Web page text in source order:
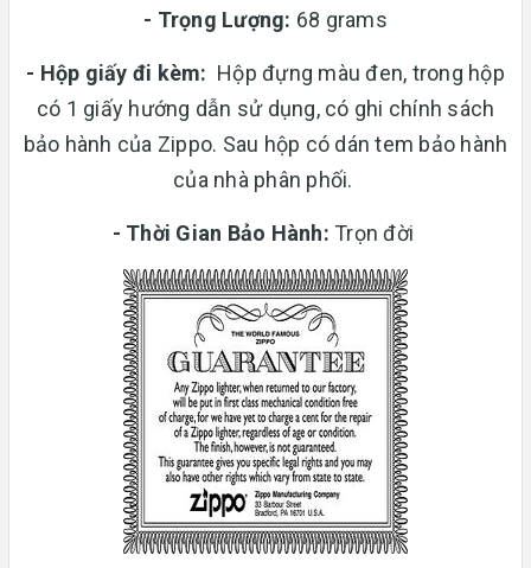
- Trọng Lượng: 68 grams
- Hộp giấy đi kèm: Hộp đựng màu đen, trong hộp
có 1 giấy hướng dẫn sử dụng, có ghi chính sách
bảo hành của Zippo. Sau hộp có dán tem bảo hành
của nhà phân phối.
- Thời Gian Bảo Hành: Trọn đời